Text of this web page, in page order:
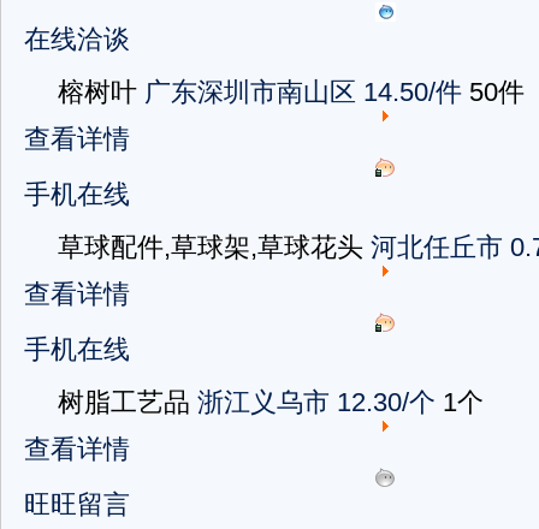
在线洽谈
榕树叶 广东深圳市南山区 14.50/件 50件
查看详情
手机在线
草球配件,草球架,草球花头 河北任丘市
查看详情
手机在线
树脂工艺品 浙江义乌市 12.30/个 1个
查看详情
旺旺留言